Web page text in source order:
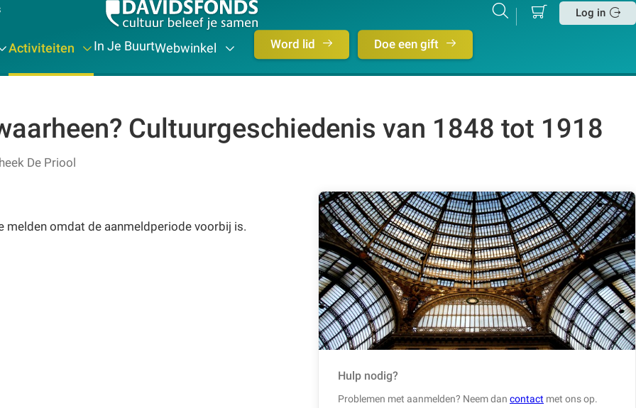
Zoeken
Mijn
winkelmand
BetalenLog in
Activiteiten In Je BuurtWebwinkel Word lid Doe een gift
Cultuurgeschiedenis van 1848 tot 1918
De Priool
omdat de aanmeldperiode voorbij is.
Hulp nodig?
Problemen met aanmelden? Neem dancontact met ons op.